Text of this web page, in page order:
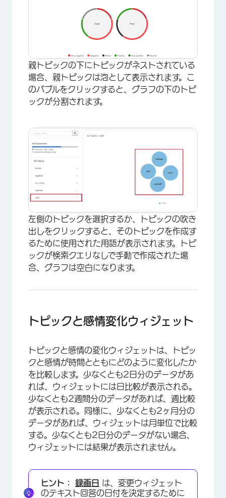
×
×
親トピックの下にトピックがネストされている
場合、親トピックは泡として表示されます。こ
のバブルをクリックすると、グラフの下のトピ
ックが分割されます。
×
左側のトピックを選択するか、トピックの吹き
出しをクリックすると、そのトピックを作成す
るために使用された用語が表示されます。トピ
ックが検索クエリなしで手動で作成された場
合、グラフは空白になります。
トピックと感情変化ウィジェット
トピックと感情の変化ウィジェットは、トピッ
クと感情が時間とともにどのように変化したか
を比較します。少なくとも2日分のデータがあ
れば、ウィジェットには日比較が表示される。
少なくとも2週間分のデータがあれば、週比較
が表示される。同様に、少なくとも2ヶ月分の
データがあれば、ウィジェットは月単位で比較
する。少なくとも2日分のデータがない場合、
ウィジェットには結果が表示されません。
ヒント： 録画日 は、変更ウィジェット
のテキスト回答の日付を決定するために